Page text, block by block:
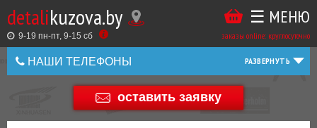
detalikuzova.by
9-19 пн-пт, 9-15 cб заказы online: круглосуточно
☰ МЕНЮ
НАШИ ТЕЛЕФОНЫ
+375 44 586 05 44
оставить заявку
Купить
в
1
ТАКЖЕ
ВЫ
МОЖЕТЕ
У
ЗАКАЗАТЬ